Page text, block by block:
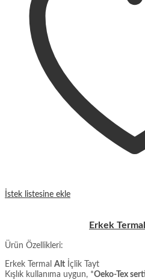
İstek listesine ekle
Erkek
Ürün Özellikleri:
Erkek Termal Alt İçlik Tayt
Kışlık kullanıma uygun, *Oeko-Tex